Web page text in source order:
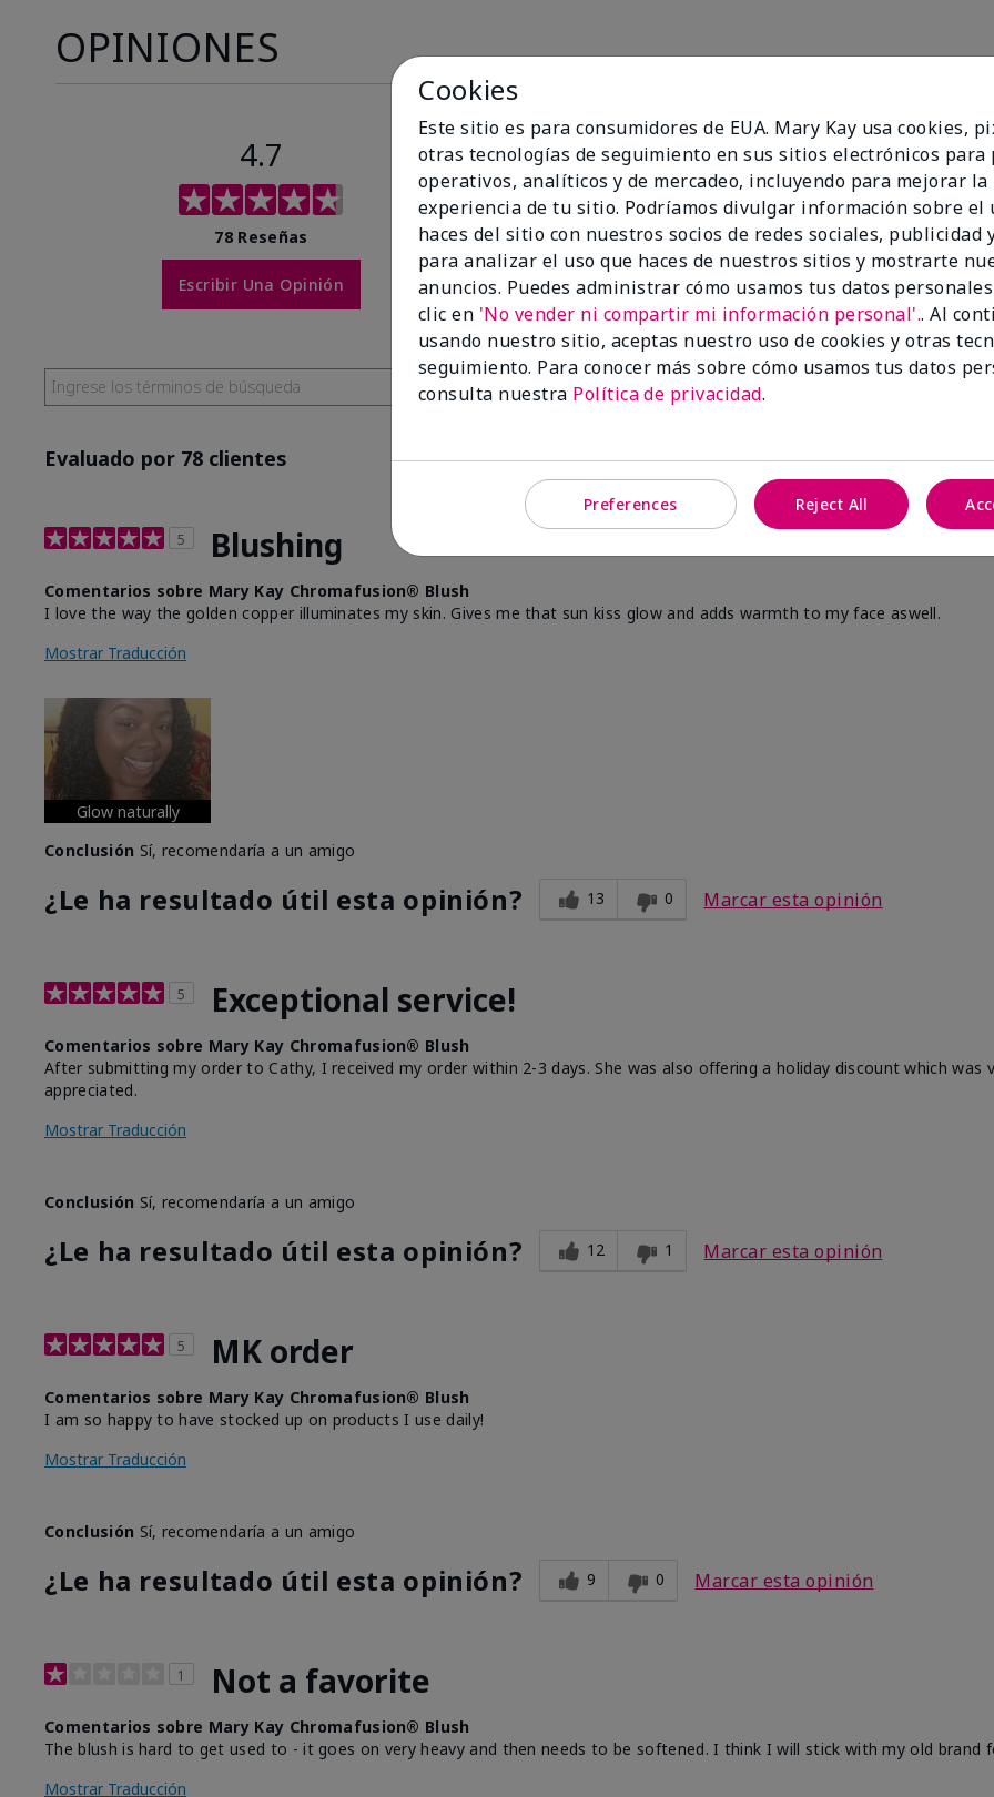
OPINIONES
4.7
78 Reseñas
Escribir Una Opinión
96%
de los encuestados
recomendaría a un
amigo.
Evaluado por 78 clientes
5 Blushing
Comentarios sobre Mary Kay Chromafusion® Blush
I love the way the golden copper illuminates my skin. Gives me that sun kiss glow and adds warmth to my face aswell.
Mostrar Traducción
Glow naturally
Conclusión Sí, recomendaría a un amigo
¿Le ha resultado útil esta opinión? 13 0 Marcar esta opinión
5 Exceptional service!
Comentarios sobre Mary Kay Chromafusion® Blush
After submitting my order to Cathy, I received my order within 2-3 days. She was also offering a holiday discount which was
appreciated.
Mostrar Traducción
Conclusión Sí, recomendaría a un amigo
¿Le ha resultado útil esta opinión? 12 1 Marcar esta opinión
5 MK order
Comentarios sobre Mary Kay Chromafusion® Blush
I am so happy to have stocked up on products I use daily!
Mostrar Traducción
Conclusión Sí, recomendaría a un amigo
¿Le ha resultado útil esta opinión? 9 0 Marcar esta opinión
1 Not a favorite
Comentarios sobre Mary Kay Chromafusion® Blush
The blush is hard to get used to - it goes on very heavy and then needs to be softened. I think I will stick with my old brand
Mostrar Traducción
Cookies
Este sitio es para consumidores de EUA. Mary Kay usa cookies,
otras tecnologías de seguimiento en sus sitios electrónicos para
operativos, analíticos y de mercadeo, incluyendo para mejorar la
experiencia de tu sitio. Podríamos divulgar información sobre el
haces del sitio con nuestros socios de redes sociales, publicidad
para analizar el uso que haces de nuestros sitios y mostrarte
anuncios. Puedes administrar cómo usamos tus datos
clic en 'No vender ni compartir mi información personal'.. Al
usando nuestro sitio, aceptas nuestro uso de cookies y otras
seguimiento. Para conocer más sobre cómo usamos tus datos
consulta nuestra Política de privacidad.
Preferences Reject All